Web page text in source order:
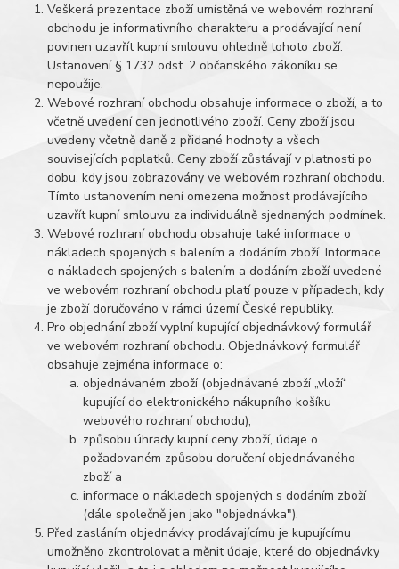
Veškerá prezentace zboží umístěná ve webovém rozhraní
obchodu je informativního charakteru a prodávající není
povinen uzavřít kupní smlouvu ohledně tohoto zboží.
Ustanovení § 1732 odst. 2 občanského zákoníku se
nepoužije.
Webové rozhraní obchodu obsahuje informace o zboží, a to
včetně uvedení cen jednotlivého zboží. Ceny zboží jsou
uvedeny včetně daně z přidané hodnoty a všech
souvisejících poplatků. Ceny zboží zůstávají v platnosti po
dobu, kdy jsou zobrazovány ve webovém rozhraní obchodu.
Tímto ustanovením není omezena možnost prodávajícího
uzavřít kupní smlouvu za individuálně sjednaných podmínek.
Webové rozhraní obchodu obsahuje také informace o
nákladech spojených s balením a dodáním zboží. Informace
o nákladech spojených s balením a dodáním zboží uvedené
ve webovém rozhraní obchodu platí pouze v případech, kdy
je zboží doručováno v rámci území České republiky.
Pro objednání zboží vyplní kupující objednávkový formulář
ve webovém rozhraní obchodu. Objednávkový formulář
obsahuje zejména informace o:
objednávaném zboží (objednávané zboží „vloží“
kupující do elektronického nákupního košíku
webového rozhraní obchodu),
způsobu úhrady kupní ceny zboží, údaje o
požadovaném způsobu doručení objednávaného
zboží a
informace o nákladech spojených s dodáním zboží
(dále společně jen jako "objednávka").
Před zasláním objednávky prodávajícímu je kupujícímu
umožněno zkontrolovat a měnit údaje, které do objednávky